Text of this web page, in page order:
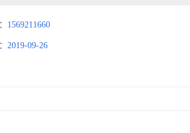
1569211660
2019-09-26